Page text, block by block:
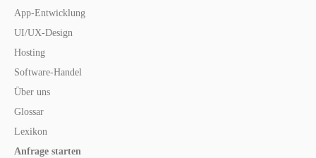
App-Entwicklung
UI/UX-Design
Hosting
Software-Handel
Über uns
Glossar
Lexikon
Anfrage starten